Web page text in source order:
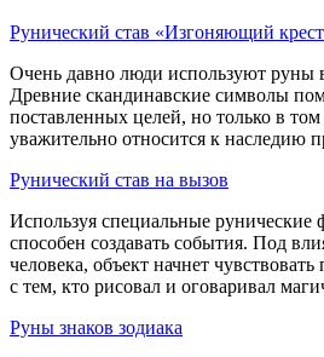
Рунический став «Изгоняющий
Очень давно люди используют руны
Древние скандинавские символы
поставленных целей, но только в том
уважительно относится к наследию
Рунический став на вызов
Используя специальные рунические
способен создавать события. Под
человека, объект начнет
с тем, кто рисовал и оговаривал
Руны знаков зодиака